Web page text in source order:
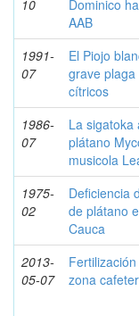
10
Dominico
AAB
1991-
07
El Piojo
grave
cítricos
1986-
07
La sigatoka
plátano
musicola
1975-
02
Deficiencia
de plátano
Cauca
2013-
05-07
zona